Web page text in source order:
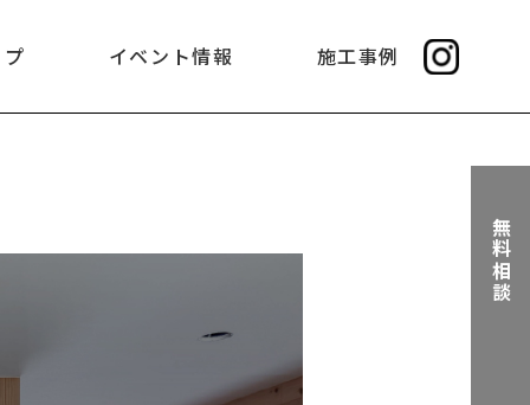
イベント情報 施工事例
無料相談